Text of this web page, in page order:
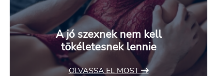
A jó szexnek nem kell
tökéletesnek lennie
OLVASSA EL MOST